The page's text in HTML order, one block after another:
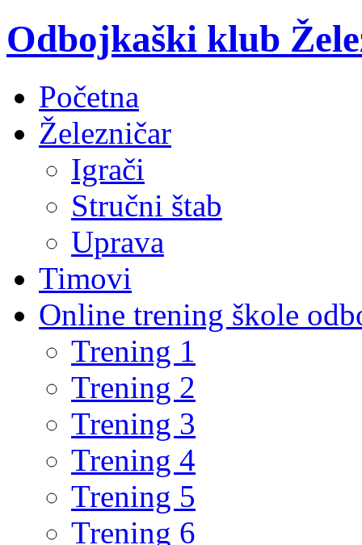
Odbojkaški klub
Početna
Železničar
Igrači
Stručni štab
Uprava
Timovi
Online trening škole
Trening 1
Trening 2
Trening 3
Trening 4
Trening 5
Trening 6